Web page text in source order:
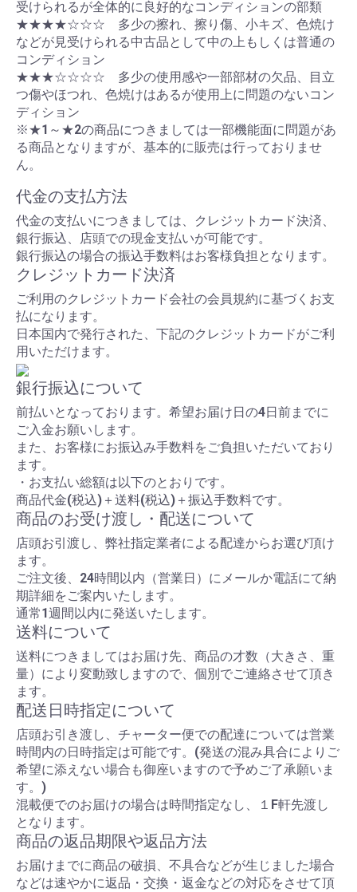
受けられるが全体的に良好的なコンディションの部類
★★★★☆☆☆ 多少の擦れ、擦り傷、小キズ、色焼け
などが見受けられる中古品として中の上もしくは普通の
コンディション
★★★☆☆☆☆ 多少の使用感や一部部材の欠品、目立
つ傷やほつれ、色焼けはあるが使用上に問題のないコン
ディション
※★1～★2の商品につきましては一部機能面に問題があ
る商品となりますが、基本的に販売は行っておりませ
ん。
代金の支払方法
代金の支払いにつきましては、クレジットカード決済、
銀行振込、店頭での現金支払いが可能です。
銀行振込の場合の振込手数料はお客様負担となります。
クレジットカード決済
ご利用のクレジットカード会社の会員規約に基づくお支
払になります。
日本国内で発行された、下記のクレジットカードがご利
用いただけます。
銀行振込について
前払いとなっております。希望お届け日の4日前までに
ご入金お願いします。
また、お客様にお振込み手数料をご負担いただいており
ます。
・お支払い総額は以下のとおりです。
商品代金(税込)＋送料(税込)＋振込手数料です。
商品のお受け渡し・配送について
店頭お引渡し、弊社指定業者による配達からお選び頂け
ます。
ご注文後、24時間以内（営業日）にメールか電話にて納
期詳細をご案内いたします。
通常1週間以内に発送いたします。
送料について
送料につきましてはお届け先、商品の才数（大きさ、重
量）により変動致しますので、個別でご連絡させて頂き
ます。
配送日時指定について
店頭お引き渡し、チャーター便での配達については営業
時間内の日時指定は可能です。(発送の混み具合によりご
希望に添えない場合も御座いますので予めご了承願いま
す。)
混載便でのお届けの場合は時間指定なし、１F軒先渡し
となります。
商品の返品期限や返品方法
お届けまでに商品の破損、不具合などが生じました場合
などは速やかに返品・交換・返金などの対応をさせて頂